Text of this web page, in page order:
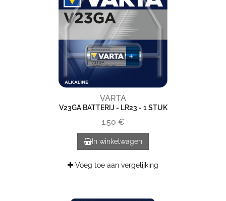
VARTA
V23GA BATTERIJ - LR23 - 1 STUK
1,50 €
In winkelwagen
Voeg toe aan vergelijking